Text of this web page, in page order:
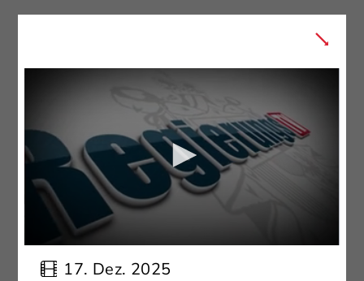
17. Dez. 2025